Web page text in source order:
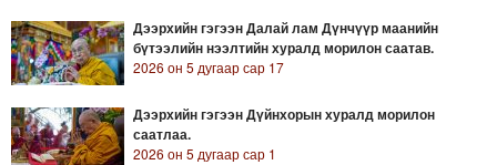
Дээрхийн гэгээн Далай лам Дүнчүүр маанийн
бүтээлийн нээлтийн хуралд морилон саатав.
2026 он 5 дугаар сар 17
Дээрхийн гэгээн Дүйнхорын хуралд морилон
саатлаа.
2026 он 5 дугаар сар 1